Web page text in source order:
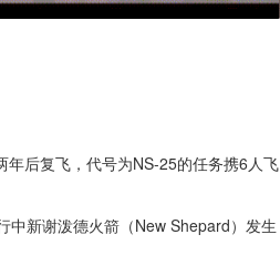
后复飞，代号为NS-25的任务携6人飞
中新谢泼德火箭（New Shepard）发生